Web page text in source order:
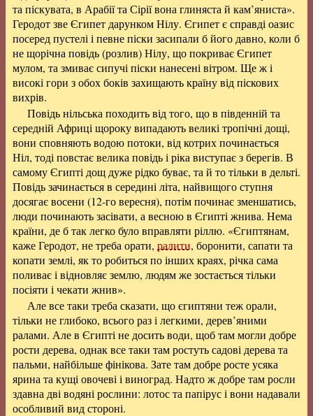
та піскувата, в Арабії та Сірії вона глиняста й кам’яниста».
Геродот зве Єгипет дарунком Нілу. Єгипет є справді оазис
посеред пустелі і певне піски засипали б його давно, коли б
не щорічна повідь (розлив) Нілу, що покриває Єгипет
мулом, та змиває сипучі піски нанесені вітром. Ще ж і
високі гори з обох боків захищають країну від піскових
вихрів.
Повідь нільська походить від того, що в південній та
середній Африці щороку випадають великі тропічні дощі,
вони сповняють водою потоки, від котрих починається
Ніл, тоді повстає велика повідь і ріка виступає з берегів. В
самому Єгипті дощ дуже рідко буває, та й то тільки в дельті.
Повідь зачинається в середині літа, найвищого ступня
досягає восени (12-го вересня), потім починає зменшатись,
люди починають засівати, а весною в Єгипті жнива. Нема
країни, де б так легко було вправляти ріллю. «Єгиптянам,
каже Геродот, не треба орати, ралити, боронити, сапати та
копати землі, як то робиться по інших краях, річка сама
поливає і відновляє землю, людям же зостається тільки
посіяти і чекати жнив».
Але все таки треба сказати, що єгиптяни теж орали,
тільки не глибоко, всього раз і легкими, дерев’яними
ралами. Але в Єгипті не досить води, щоб там могли добре
рости дерева, однак все таки там ростуть садові дерева та
пальми, найбільше фінікова. Зате там добре росте усяка
ярина та кущі овочеві і виноград. Надто ж добре там росли
здавна дві водяні рослини: лотос та папірус і вони надавали
особливий вид стороні.